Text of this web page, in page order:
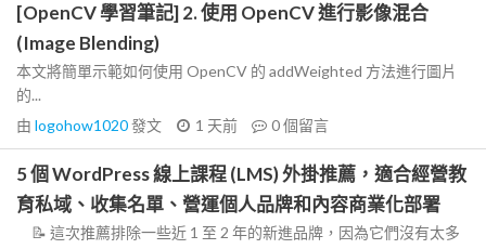
[OpenCV 學習筆記] 2. 使用 OpenCV 進行影像混合
(Image Blending)
本文將簡單示範如何使用 OpenCV 的 addWeighted 方法進行圖片
的...
由 logohow1020發文 1 天前 0個留言
5 個 WordPress 線上課程 (LMS) 外掛推薦，適合經營教
育私域、收集名單、營運個人品牌和內容商業化部署
📝 這次推薦排除一些近 1 至 2 年的新進品牌，因為它們沒有太多